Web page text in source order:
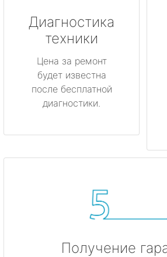
метро Котельники
метро Коньково
метро Менделеевская
метро Красногвардейская
метро Мякинино
метро Кузьминки
метро Китай-город
метро Нагатинская
Диагностика
техники
Цена за ремонт
будет известна
после бесплатной
диагностики.
Получение